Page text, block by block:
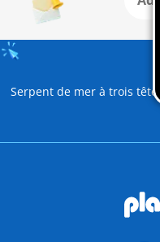
Serpent de mer à trois